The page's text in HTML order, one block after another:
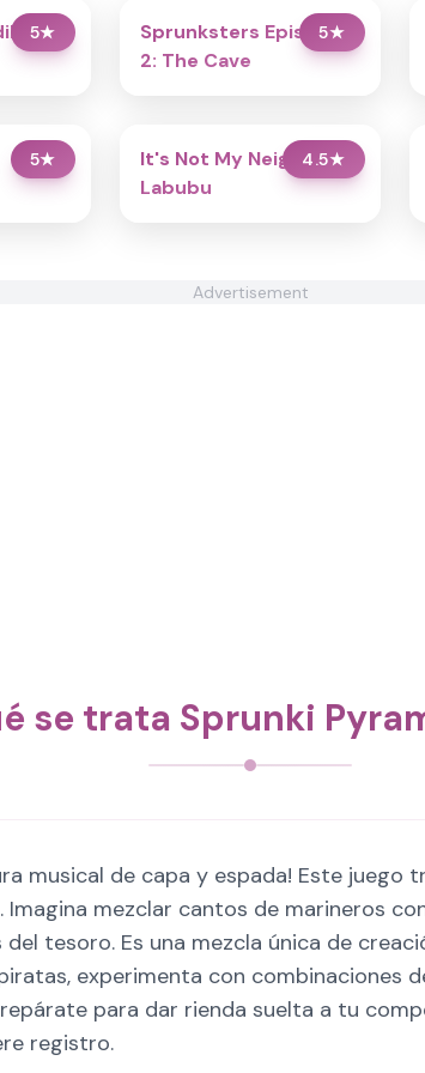
5★ 5★
Sprunksters Episode
2: The Cave
5★ 4.5★
It's Not My Neighbor:
Labubu
Advertisement
se trata Sprunki
musical de capa y espada! Este juego
mezclar cantos de marineros
tesoro. Es una mezcla única de
experimenta con combinaciones
para dar rienda suelta a tu
registro.